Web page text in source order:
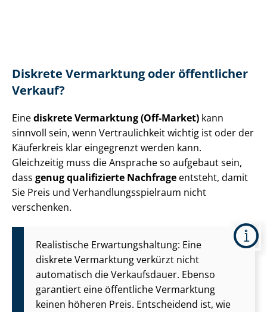
Diskrete Vermarktung oder öffentlicher
Verkauf?
Einediskrete Vermarktung (Off-Market) kann
sinnvoll sein, wenn Vertraulichkeit wichtig ist oder der
Käuferkreis klar eingegrenzt werden kann.
Gleichzeitig muss die Ansprache so aufgebaut sein,
dass genug qualifizierte Nachfrage entsteht, damit
Sie Preis und Ver­hand­lungs­spiel­raum nicht
verschenken.
Realistische Er­war­tungs­hal­tung: Eine
diskrete Vermarktung verkürzt nicht
automatisch die Verkaufsdauer. Ebenso
garantiert eine öffentliche Vermarktung
keinen höheren Preis. Entscheidend ist, wie